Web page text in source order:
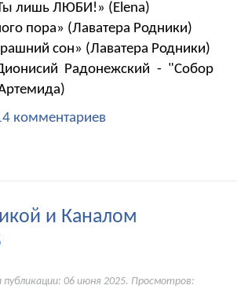
лишь ЛЮБИ!» (Elena)
пора» (Лаватера Родники)
сон» (Лаватера Родники)
Радонежский - "Собор
комментариев
и Каналом
06 июня 2025. Просмотров: